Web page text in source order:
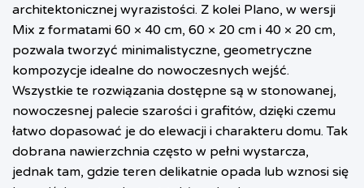
architektonicznej wyrazistości. Z kolei Plano, w wersji
Mix z formatami 60 × 40 cm, 60 × 20 cm i 40 × 20 cm,
pozwala tworzyć minimalistyczne, geometryczne
kompozycje idealne do nowoczesnych wejść.
Wszystkie te rozwiązania dostępne są w stonowanej,
nowoczesnej palecie szarości i grafitów, dzięki czemu
łatwo dopasować je do elewacji i charakteru domu. Tak
dobrana nawierzchnia często w pełni wystarcza,
jednak tam, gdzie teren delikatnie opada lub wznosi się